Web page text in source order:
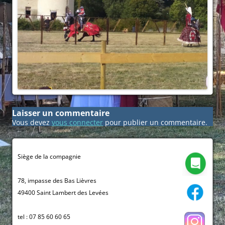
Laisser un commentaire
Vous devez vous connecter pour publier un commentaire.
Siège de la compagnie
78, impasse des Bas Lièvres
49400 Saint Lambert des Levées
tel : 07 85 60 60 65